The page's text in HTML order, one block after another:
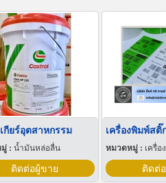
กียร์อุตสาหกรรม
: น้ำมันหล่อลื่น
ติดต่อผู้ขาย
เครื่องพิมพ์สติ๊
หมวดหมู่ : เครื่
ติดต่